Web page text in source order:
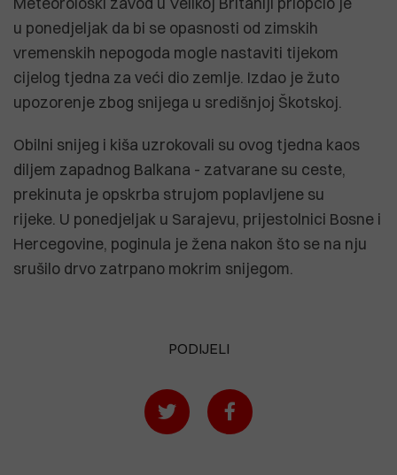
u ponedjeljak da bi se opasnosti od zimskih
vremenskih nepogoda mogle nastaviti tijekom
cijelog tjedna za veći dio zemlje. Izdao je žuto
upozorenje zbog snijega u središnjoj Škotskoj.
Obilni snijeg i kiša uzrokovali su ovog tjedna kaos
diljem zapadnog Balkana - zatvarane su ceste,
prekinuta je opskrba strujom poplavljene su
rijeke. U ponedjeljak u Sarajevu, prijestolnici Bosne i
Hercegovine, poginula je žena nakon što se na nju
srušilo drvo zatrpano mokrim snijegom.
PODIJELI